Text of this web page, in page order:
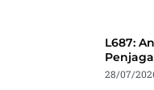
L687:
28/07/